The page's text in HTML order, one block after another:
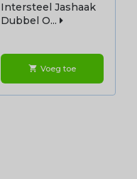
Intersteel Jashaak
Dubbel O...
shopping_cart Voeg toe